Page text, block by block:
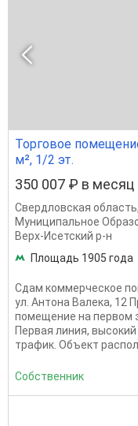
Торговое
м², 1/2 эт.
350 007 ₽ в месяц
Свердловская область,
Муниципальное
Верх-Исетский р-н
Площадь 1905 года
Сдам коммерческое
ул. Антона Валека, 12
помещение на первом
Первая линия,
трафик. Объект
Собственник